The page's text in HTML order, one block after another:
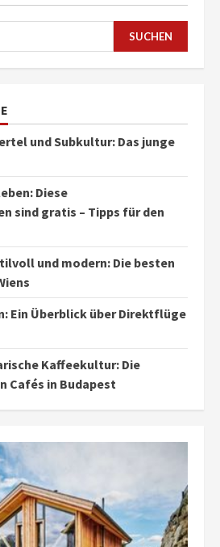
SUCHEN
und Subkultur: Das junge
Diese
sind gratis – Tipps für den
und modern: Die besten
Ein Überblick über Direktflüge
Kaffeekultur: Die
Cafés in Budapest